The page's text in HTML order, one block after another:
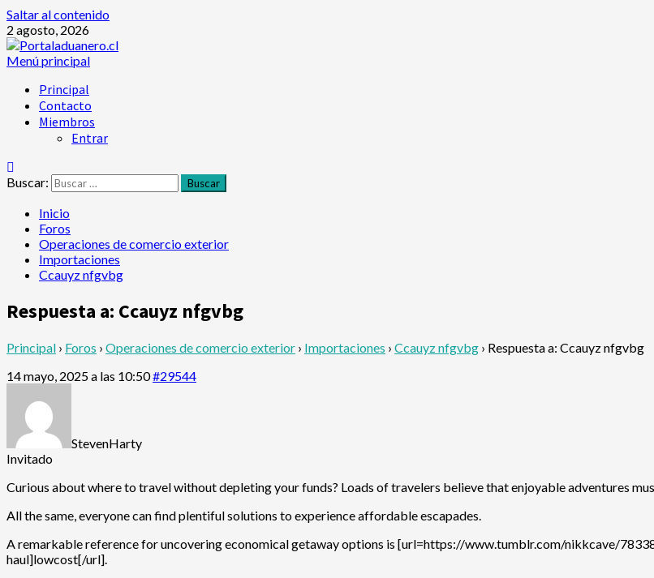
Saltar al contenido
2 agosto, 2026
Menú principal
Principal
Contacto
Miembros
Entrar
Buscar:
Inicio
Foros
Operaciones de comercio exterior
Importaciones
Ccauyz nfgvbg
Respuesta a: Ccauyz nfgvbg
Principal › Foros › Operaciones de comercio exterior › Importaciones › Ccauyz nfgvbg › Respuesta a: Ccauyz nfgvbg
14 mayo, 2025 a las 10:50#29544
StevenHarty
Invitado
Curious about where to travel without depleting your funds? Loads of travelers believe that enjoyable adventures
All the same, everyone can find plentiful solutions to experience affordable escapades.
A remarkable reference for uncovering economical getaway options is [url=https://www.tumblr.com/nikkcave/
haul]lowcost[/url].